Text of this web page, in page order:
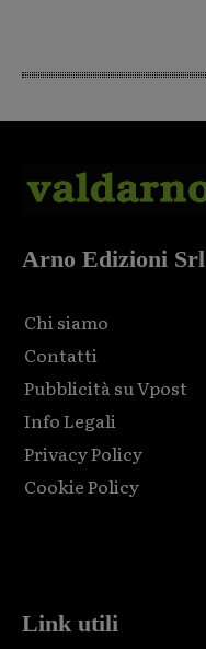
Arno Edizioni Srl
Chi siamo
Contatti
Pubblicità su Vpost
Info Legali
Privacy Policy
Cookie Policy
Link utili